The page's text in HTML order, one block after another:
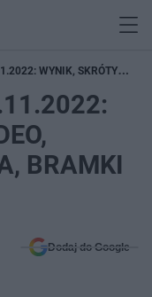
WYNIK, SKRÓTY
BRAMKI
Dodaj do Google